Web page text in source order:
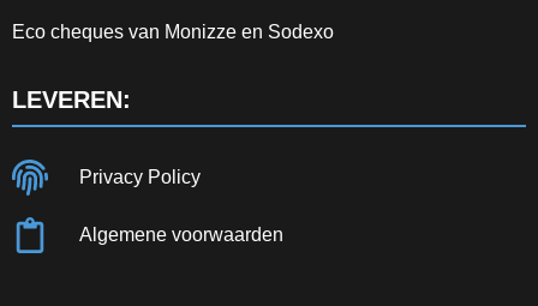
Eco cheques van Monizze en Sodexo
LEVEREN:
Privacy Policy
Algemene voorwaarden